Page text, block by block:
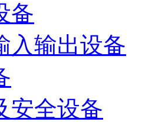
备
入输出设备
安全设备